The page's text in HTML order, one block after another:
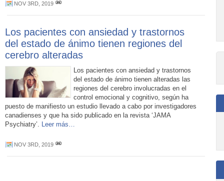
NOV 3RD, 2019
Los pacientes con ansiedad y trastornos
del estado de ánimo tienen regiones del
cerebro alteradas
Los pacientes con ansiedad y trastornos
del estado de ánimo tienen alteradas las
regiones del cerebro involucradas en el
control emocional y cognitivo, según ha
puesto de manifiesto un estudio llevado a cabo por investigadores
canadienses y que ha sido publicado en la revista ‘JAMA
Psychiatry’. Leer más…
NOV 3RD, 2019